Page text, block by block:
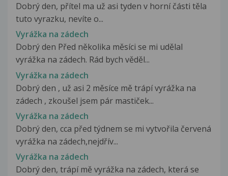
Dobrý den, přítel ma už asi tyden v horní části těla
tuto vyrazku, nevíte o...
Vyrážka na zádech
Dobrý den Před několika měsíci se mi udělal
vyrážka na zádech. Rád bych věděl...
Vyrážka na zádech
Dobrý den , už asi 2 měsíce mě trápí vyrážka na
zádech , zkoušel jsem pár mastiček...
Vyrážka na zádech
Dobrý den, cca před týdnem se mi vytvořila červená
vyrážka na zádech,nejdřív...
Vyrážka na zádech
Dobrý den, trápí mě vyrážka na zádech, která se